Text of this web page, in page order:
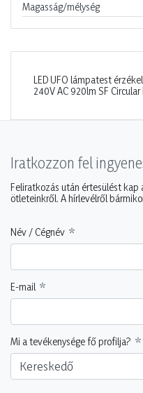
Magasság/mélység
LED UFO lámpatest
240V AC 920lm SF
Iratkozzon fel
Feliratkozás után értesülést kap
ötleteinkről. A hírlevélről
Név / Cégnév
E-mail
Mi a tevékenysége fő profilja?
Kereskedő